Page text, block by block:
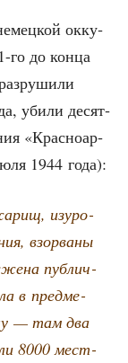
окку­
го до кон­ца
уби­ли десят­
«Крас­но­ар­
1944 года):
изуро­
взо­рва­ны
пуб­лич­
в пред­ме­
— там два
8000 мест­